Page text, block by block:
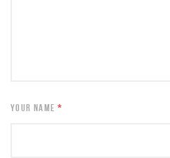
YOUR NAME*